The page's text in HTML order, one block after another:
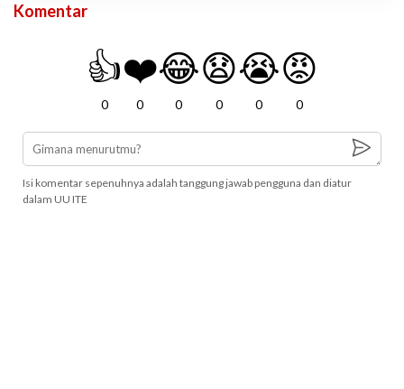
Komentar
👍
0
❤️
0
😂
0
😧
0
😭
0
😡
0
Isi komentar sepenuhnya adalah tanggung jawab pengguna dan diatur
dalam UU ITE